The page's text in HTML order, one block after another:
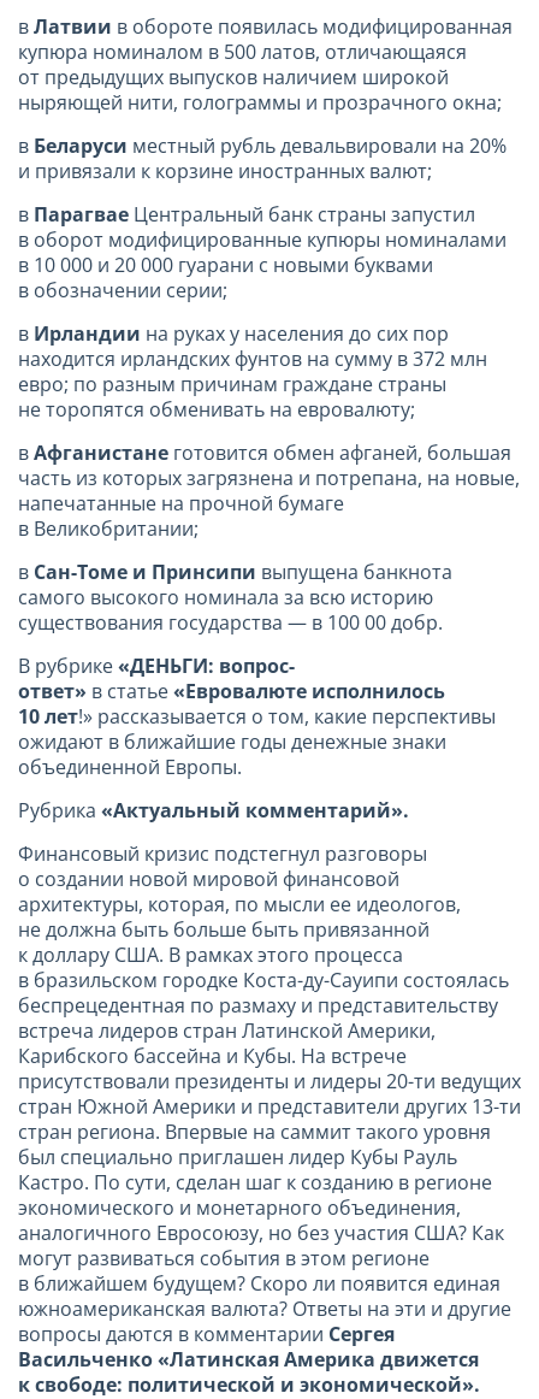
вЛатвии в обороте появилась модифицированная
купюра номиналом в 500 латов, отличающаяся
от предыдущих выпусков наличием широкой
ныряющей нити, голограммы и прозрачного окна;
в Беларуси местный рубль девальвировали на 20%
и привязали к корзине иностранных валют;
в Парагвае Центральный банк страны запустил
в оборот модифицированные купюры номиналами
в 10 000 и 20 000 гуарани с новыми буквами
в обозначении серии;
в Ирландии на руках у населения до сих пор
находится ирландских фунтов на сумму в 372 млн
евро; по разным причинам граждане страны
не торопятся обменивать на евровалюту;
вАфганистане готовится обмен афганей, большая
часть из которых загрязнена и потрепана, на новые,
напечатанные на прочной бумаге
в Великобритании;
в Сан-Томе и Принсипи выпущена банкнота
самого высокого номинала за всю историю
существования государства — в 100 00 добр.
В рубрике«ДЕНЬГИ: вопрос-
ответ» в статье«Евровалюте исполнилось
10 лет!» рассказывается о том, какие перспективы
ожидают в ближайшие годы денежные знаки
объединенной Европы.
Рубрика «Актуальный комментарий».
Финансовый кризис подстегнул разговоры
о создании новой мировой финансовой
архитектуры, которая, по мысли ее идеологов,
не должна быть больше быть привязанной
к доллару США. В рамках этого процесса
в бразильском городке Коста-ду-Сауипи состоялась
беспрецедентная по размаху и представительству
встреча лидеров стран Латинской Америки,
Карибского бассейна и Кубы. На встрече
присутствовали президенты и лидеры 20-ти ведущих
стран Южной Америки и представители других 13-ти
стран региона. Впервые на саммит такого уровня
был специально приглашен лидер Кубы Рауль
Кастро. По сути, сделан шаг к созданию в регионе
экономического и монетарного объединения,
аналогичного Евросоюзу, но без участия США? Как
могут развиваться события в этом регионе
в ближайшем будущем? Скоро ли появится единая
южноамериканская валюта? Ответы на эти и другие
вопросы даются в комментарии Сергея
Васильченко «Латинская Америка движется
к свободе: политической и экономической».